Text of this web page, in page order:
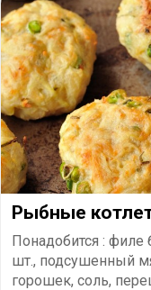
Рыбные
Понадобится : филе
шт., подсушенный
горошек, соль,